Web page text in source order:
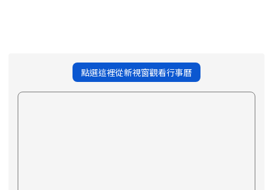
點選這裡從新視窗觀看行事曆